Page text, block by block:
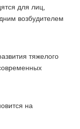
для лиц,
возбудителем
тяжелого
на